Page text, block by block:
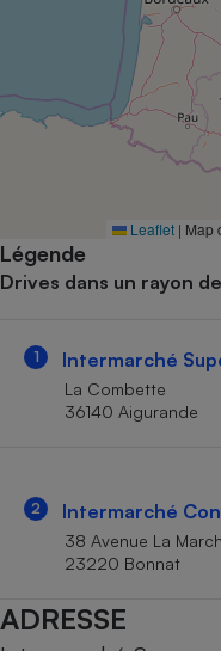
Leaflet | Map
Légende
Drives dans un rayon
1 Intermarché
La Combette
36140 Aigurande
2 Intermarché
38 Avenue La
23220 Bonnat
ADRESSE